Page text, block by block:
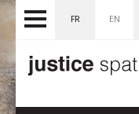
FR EN